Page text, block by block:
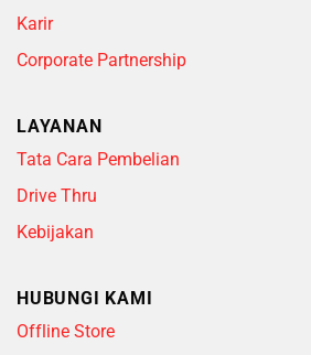
Karir
Corporate Partnership
LAYANAN
Tata Cara Pembelian
Drive Thru
Kebijakan
HUBUNGI KAMI
Offline Store